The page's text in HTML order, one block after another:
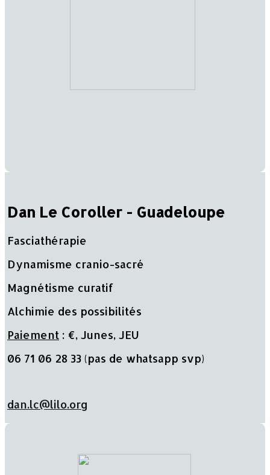
Dan Le Coroller - Guadeloupe
Fasciathérapie
Dynamisme cranio-sacré
Magnétisme curatif
Alchimie des possibilités
Paiement : €, Junes, JEU
06 71 06 28 33 (pas de whatsapp svp)
dan.lc@lilo.org